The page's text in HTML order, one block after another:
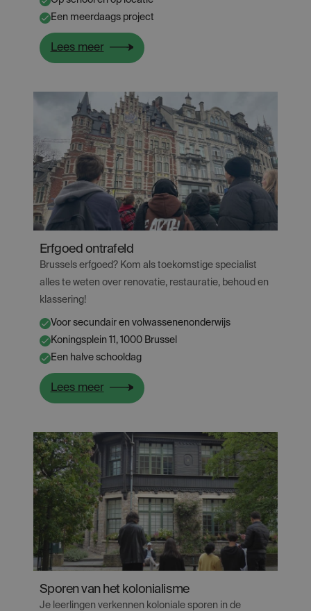
✔
✔ Een meerdaags project
Lees meer:
Aandacht
erfgoed
&
ambacht!
Erfgoed ontrafeld
Brussels erfgoed? Kom als toekomstige specialist
alles te weten over renovatie, restauratie, behoud en
klassering!
✔ Voor secundair en volwassenenonderwijs
✔ Koningsplein 11, 1000 Brussel
✔ Een halve schooldag
Lees meer:
Erfgoed
Sporen van het kolonialisme
Je leerlingen verkennen koloniale sporen in de